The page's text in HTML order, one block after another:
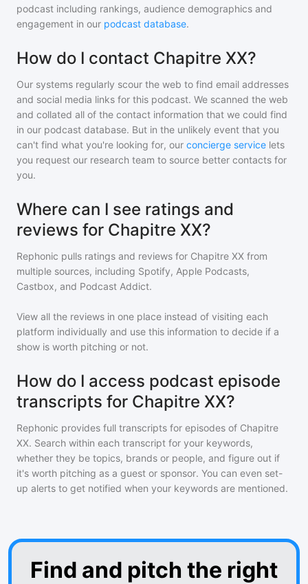
podcast including rankings, audience demographics and
engagement in our podcast database.
How do I contact Chapitre XX?
Our systems regularly scour the web to find email addresses
and social media links for this podcast. We scanned the web
and collated all of the contact information that we could find
in our podcast database. But in the unlikely event that you
can't find what you're looking for, our concierge service lets
you request our research team to source better contacts for
you.
Where can I see ratings and
reviews for Chapitre XX?
Rephonic pulls ratings and reviews for Chapitre XX from
multiple sources, including Spotify, Apple Podcasts,
Castbox, and Podcast Addict.
View all the reviews in one place instead of visiting each
platform individually and use this information to decide if a
show is worth pitching or not.
How do I access podcast episode
transcripts for Chapitre XX?
Rephonic provides full transcripts for episodes of Chapitre
XX. Search within each transcript for your keywords,
whether they be topics, brands or people, and figure out if
it's worth pitching as a guest or sponsor. You can even set-
up alerts to get notified when your keywords are mentioned.
Find and pitch the right